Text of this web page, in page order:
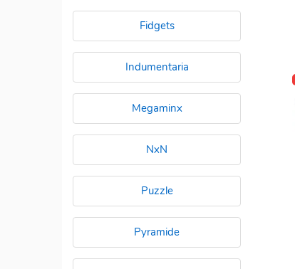
Fidgets
Indumentaria
Megaminx
NxN
Puzzle
Pyramide